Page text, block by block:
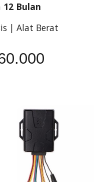
12 Bulan
| Alat Berat